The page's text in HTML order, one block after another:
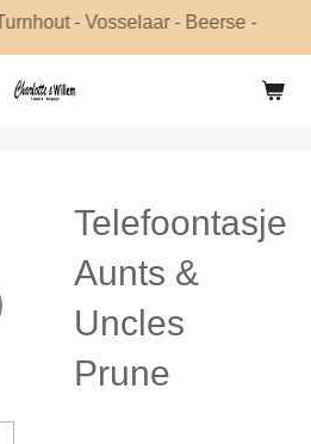
- Vosselaar - Beerse -
Telefoontasje
Aunts &
Uncles
Prune